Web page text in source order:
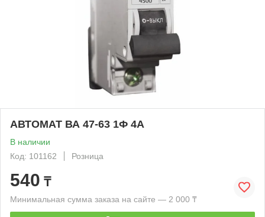
АВТОМАТ ВА 47-63 1Ф 4А
В наличии
Код: 101162
Розница
540 ₸
Минимальная сумма заказа на сайте — 2 000 ₸